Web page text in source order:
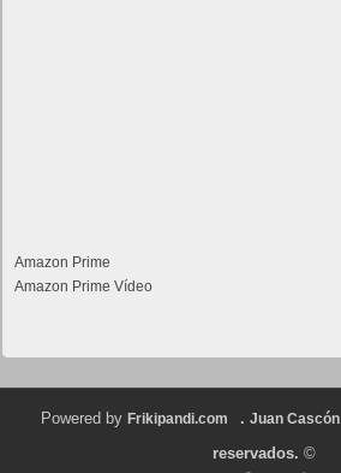
Amazon Prime
Amazon Prime Vídeo
Powered by Frikipandi.com . Juan Cascón
reservados. ©